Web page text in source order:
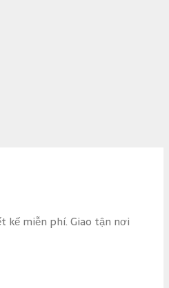
kế miễn phí. Giao tận nơi